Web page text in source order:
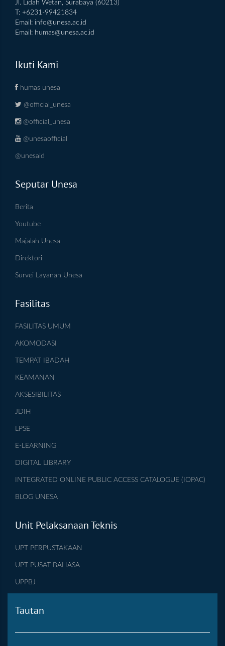
Jl. Lidah Wetan, Surabaya (60213)
T: +6231-99421834
Email: info@unesa.ac.id
Email: humas@unesa.ac.id
Ikuti Kami
humas unesa
@official_unesa
@official_unesa
@unesaofficial
@unesaid
Seputar Unesa
Berita
Youtube
Majalah Unesa
Direktori
Survei Layanan Unesa
Fasilitas
FASILITAS UMUM
AKOMODASI
TEMPAT IBADAH
KEAMANAN
AKSESIBILITAS
JDIH
LPSE
E-LEARNING
DIGITAL LIBRARY
INTEGRATED ONLINE PUBLIC ACCESS CATALOGUE (IOPAC)
BLOG UNESA
Unit Pelaksanaan Teknis
UPT PERPUSTAKAAN
UPT PUSAT BAHASA
UPPBJ
Tautan